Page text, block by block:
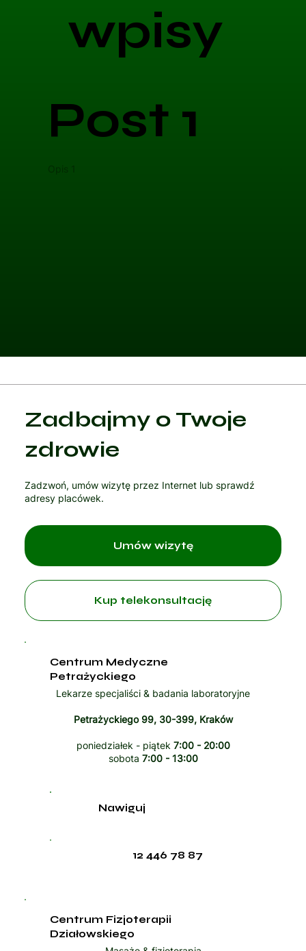
wpisy
Post 1
Opis 1
Zadbajmy o Twoje
zdrowie
Zadzwoń, umów wizytę przez Internet lub sprawdź
adresy placówek.
Kup telekonsultację
Centrum Medyczne
Petrażyckiego
Lekarze specjaliści & badania laboratoryjne
Petrażyckiego 99, 30-399, Kraków
poniedziałek - piątek 7:00 - 20:00
sobota 7:00 - 13:00
12 446 78 87
Nawiguj
Centrum Fizjoterapii
Działowskiego
Umów wizytę